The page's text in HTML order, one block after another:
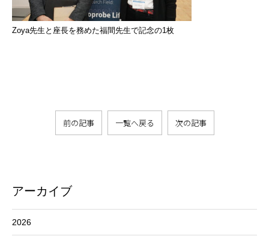
アーカイブ
2026
Zoya先生と座長を務めた福間先生で記念の1枚
前の記事 一覧へ戻る 次の記事